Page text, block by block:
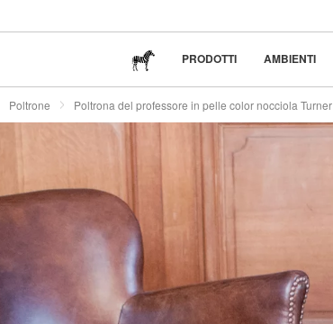
Wabi-Sabi: l'arte di trovare la bellezza nella
PRODOTTI AMBIENTI
Poltrone Poltrona del professore in pelle color nocciola Turner